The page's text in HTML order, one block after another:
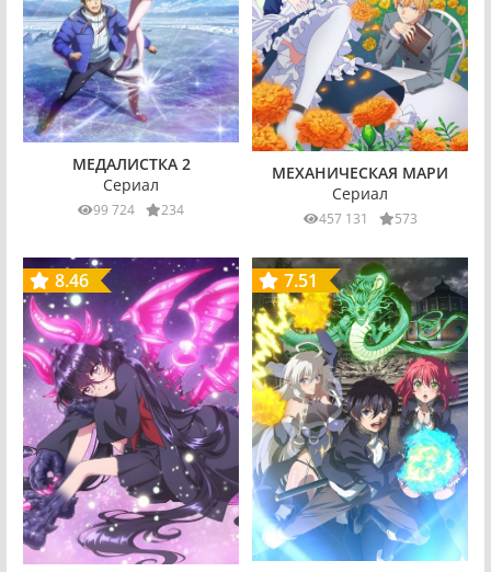
МЕДАЛИСТКА 2
Сериал
99 724 234
МЕХАНИЧЕСКАЯ МАРИ
Сериал
457 131 573
8.46 7.51